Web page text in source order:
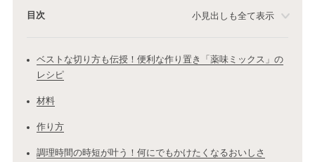
目次 小見出しも全て表示
ベストな切り方も伝授！便利な作り置き「薬味ミックス」の
レシピ
材料
作り方
調理時間の時短が叶う！何にでもかけたくなるおいしさ